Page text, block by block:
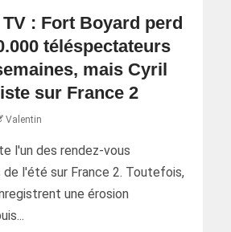
: Fort Boyard perd
téléspectateurs
mais Cyril
sur France 2
Valentin
l'un des rendez-vous
de l'été sur France 2. Toutefois,
une érosion